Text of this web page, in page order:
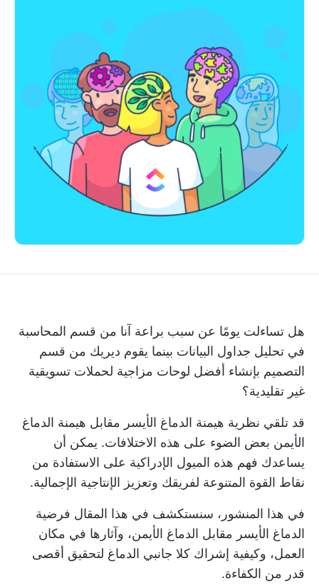
هل تساءلت يومًا عن سبب براعة آنا من قسم المحاسبة
في تحليل جداول البيانات بينما يقوم ديريك من قسم
التصميم بإنشاء أفضل لوحات مزاجية لحملات تسويقية
غير تقليدية؟
قد تلقي نظرية هيمنة الدماغ الأيسر مقابل هيمنة الدماغ
الأيمن بعض الضوء على هذه الاختلافات. يمكن أن
يساعدك فهم هذه الميول الإدراكية على الاستفادة من
نقاط القوة المتنوعة لفريقك وتعزيز الإنتاجية الإجمالية.
في هذا المنشور، سنستكشف في هذا المقال فرضية
الدماغ الأيسر مقابل الدماغ الأيمن، وآثارها في مكان
العمل، وكيفية إشراك كلا جانبي الدماغ لتحقيق أقصى
قدر من الكفاءة.